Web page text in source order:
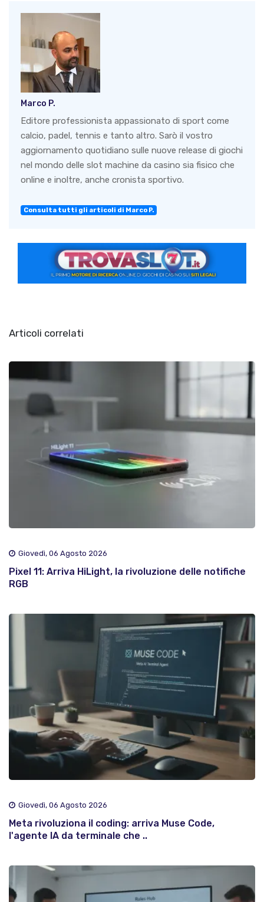
Marco P.
Editore professionista appassionato di sport come
calcio, padel, tennis e tanto altro. Sarò il vostro
aggiornamento quotidiano sulle nuove release di giochi
nel mondo delle slot machine da casino sia fisico che
online e inoltre, anche cronista sportivo.
Consulta tutti gli articoli di Marco P.
Articoli correlati
Giovedì, 06 Agosto 2026
Pixel 11: Arriva HiLight, la rivoluzione delle notifiche
RGB
Giovedì, 06 Agosto 2026
Meta rivoluziona il coding: arriva Muse Code,
l'agente IA da terminale che ..